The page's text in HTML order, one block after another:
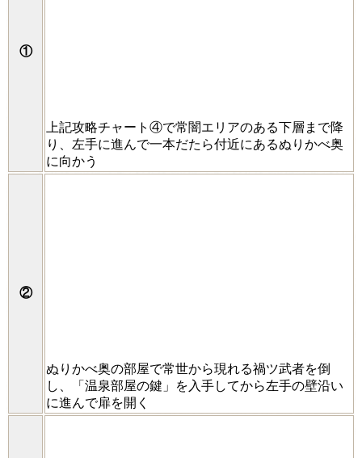
①
上記攻略チャート④で常闇エリアのある下層まで降
り、左手に進んで一本だたら付近にあるぬりかべ奥
に向かう
②
ぬりかべ奥の部屋で常世から現れる禍ツ武者を倒
し、「温泉部屋の鍵」を入手してから左手の壁沿い
に進んで扉を開く